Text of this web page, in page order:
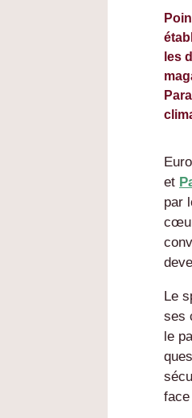
les
et
par
Le
ses
le